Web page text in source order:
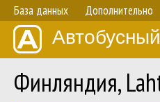
База данных Дополнительно
Финляндия,